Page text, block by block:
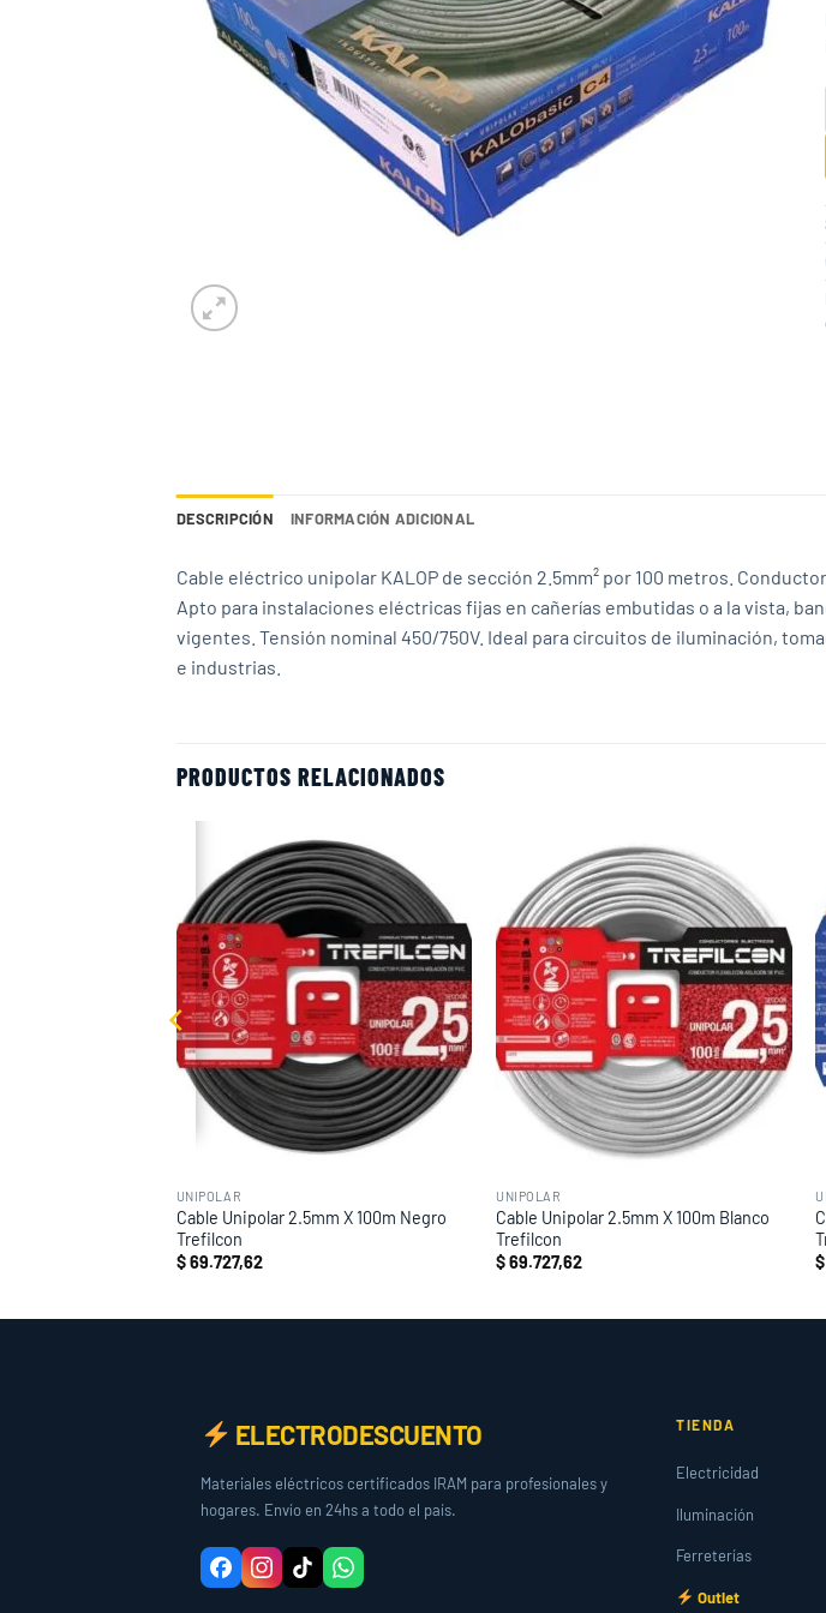
DESCRIPCIÓN INFORMACIÓN ADICIONAL
Cable eléctrico unipolar KALOP de sección 2.5mm² por 100 metros.
Apto para instalaciones eléctricas fijas en cañerías embutidas o a la vista,
vigentes. Tensión nominal 450/750V. Ideal para circuitos de iluminación,
e industrias.
PRODUCTOS RELACIONADOS
Add to
wishlist
UNIPOLAR
Cable Unipolar 2.5mm X 100m Negro
Trefilcon
$69.727,62
Add to
wishlist
UNIPOLAR
Cable Unipolar 2.5mm X 100m Blanco
Trefilcon
$69.727,62
$
ELECTRODESCUENTO
Materiales eléctricos certificados IRAM para profesionales y
hogares. Envío en 24hs a todo el país.
TIENDA
Electricidad
Iluminación
Ferreterías
Outlet